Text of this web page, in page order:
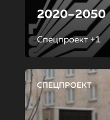
2020–2050
Спецпроект +1
СПЕЦПРОЕКТ